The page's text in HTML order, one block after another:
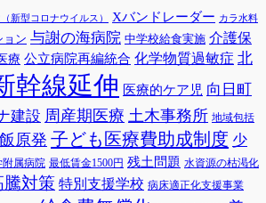
新型コロナウイルス） Xバンドレーダー カラ水料
ョン 与謝の海病院 中学校給食実施 介護保
療 公立病院再編統合 化学物質過敏症 北
幹線延伸 医療的ケア児 向日町
建設 周産期医療 土木事務所 地域包括
原発 子ども医療費助成制度 少
附属病院 最低賃金1500円 残土問題 水資源の枯渇化
騰対策 特別支援学校 病床適正化支援事業